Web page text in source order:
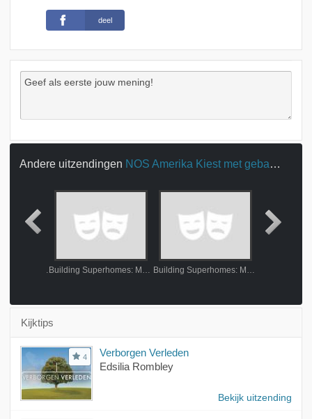
deel
Andere uitzendingen NOS Amerika Kiest met gebarentaal
Gooische Vrouwen: wat voorafging Building Superhomes: Monaco Building Superhomes: Monaco
Kijktips
4
Verborgen Verleden
Edsilia Rombley
Bekijk uitzending